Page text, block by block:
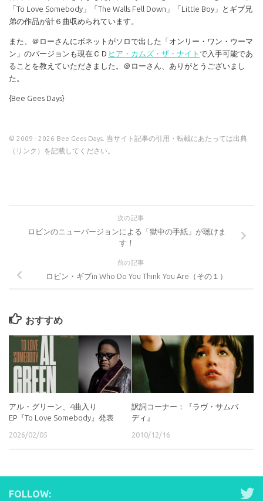
「To Love Somebody」「The Walls Fell Down」「Little Boy」とギブ兄
弟の作品が計６曲収められています。
また、＠ローさんにボネットがソロで出した「オンリー・ワン・ウーマ
ン」のバージョンも現在ＣＤ ヒア・カムズ・ザ・ナイト で入手可能であ
ることを教えていただきました。＠ローさん、ありがとうございまし
た。
{Bee Gees Days}
© 2009 - 2026 Bee Gees Days. 当サイト記事の引用・転載にあたっては出典
（リンク）を記載してください。
次の記事
ロビンのニューバージョンによる「獄中の手紙」が聴けま
す！
前の記事
ロビン・ギブin Who Do You Think You Are（その１）
おすすめ
アル・グリーン、4曲入り
EP『To Love Somebody』発表
2026/02/05
訳詞コーナー：『ラヴ・サムバ
ディ』
2010/12/16
FOLLOW: